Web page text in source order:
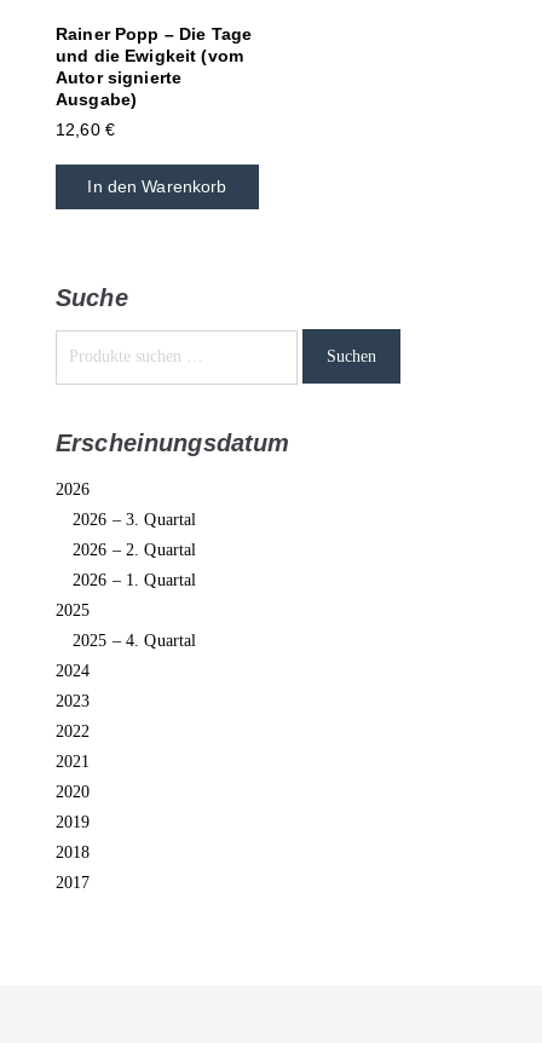
Rainer Popp – Die Tage
und die Ewigkeit (vom
Autor signierte
Ausgabe)
12,60 €
In den Warenkorb
Suche
Suchen
Erscheinungsdatum
2026
2026 – 3. Quartal
2026 – 2. Quartal
2026 – 1. Quartal
2025
2025 – 4. Quartal
2024
2023
2022
2021
2020
2019
2018
2017